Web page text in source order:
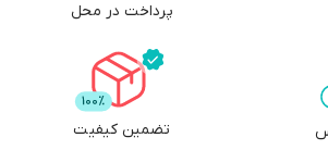
پرداخت در محل
تضمین کیفیت